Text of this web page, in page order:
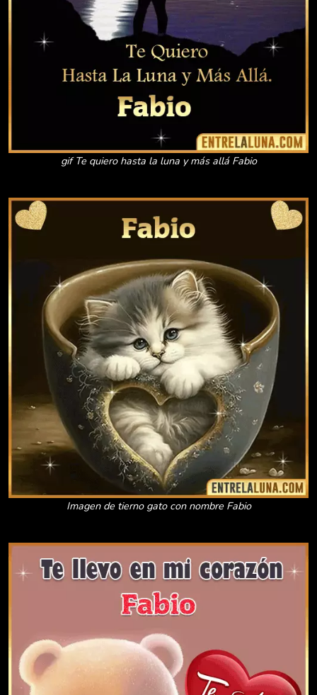
gif Te quiero hasta la luna y más allá Fabio
Imagen de tierno gato con nombre Fabio